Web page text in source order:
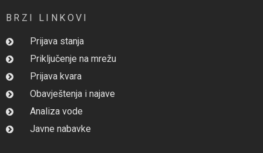
BRZI LINKOVI
Prijava stanja
Priključenje na mrežu
Prijava kvara
Obavještenja i najave
Analiza vode
Javne nabavke